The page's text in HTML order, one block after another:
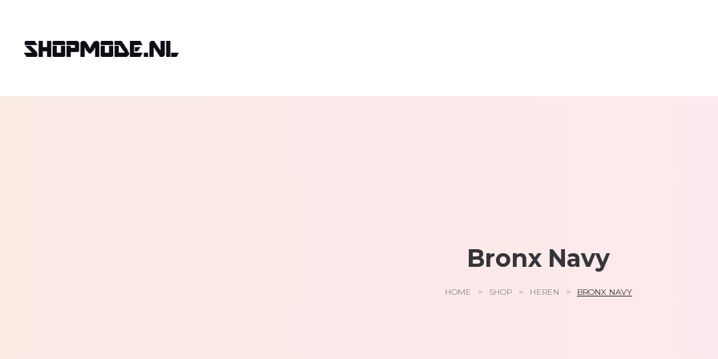
Bronx Navy
HOME > SHOP > HEREN > BRONX NAVY